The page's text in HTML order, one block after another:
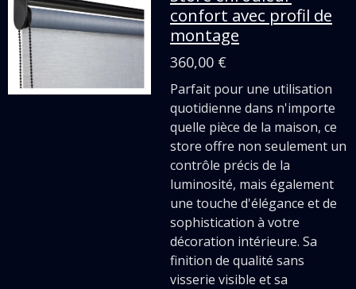
confort avec profil de
montage
360,00 €
Parfait pour une utilisation
quotidienne dans n'importe
quelle pièce de la maison, ce
store offre non seulement un
contrôle précis de la
luminosité, mais également
une touche d'élégance et de
sophistication à votre
décoration intérieure. Sa
finition de qualité sans
visserie visible et sa